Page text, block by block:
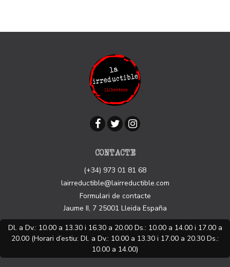
CONTACTE
(+34) 973 01 81 68
lairreductible@lairreductible.com
Formulari de contacte
Jaume II, 7 25001 Lleida España
Dl. a Dv.: 10.00 a 13.30 i 16.30 a 20.00 Ds.: 10.00 a 14.00 i 17.00 a
20.00 (Horari d’estiu: Dl. a Dv.: 10.00 a 13.30 i 17.00 a 20.30 Ds.:
10.00 a 14.00)